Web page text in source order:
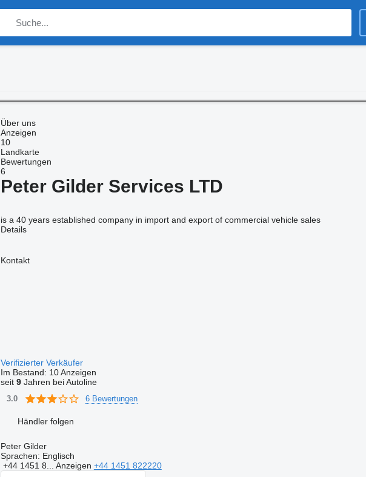
Über uns
Anzeigen
10
Landkarte
Bewertungen
6
Peter Gilder Services LTD
is a 40 years established company in import and export of commercial vehicle sales
Details
Kontakt
Verifizierter Verkäufer
Im Bestand: 10 Anzeigen
seit 9Jahren bei Autoline
3.0 6 Bewertungen
Händler folgen
Peter Gilder
Sprachen: Englisch
+44 1451 8... Anzeigen +44 1451 822220